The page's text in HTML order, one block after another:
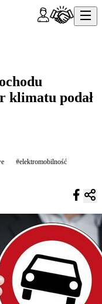
klimatu podał
#elektromobilność